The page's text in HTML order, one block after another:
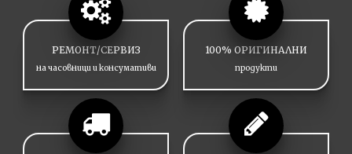
РЕМОНТ/СЕРВИЗ
на часовници и консумативи
100% ОРИГИНАЛНИ
продукти